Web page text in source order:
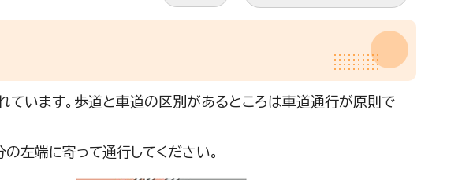
います。歩道と車道の区別があるところは車道通行が原則で
左端に寄って通行してください。